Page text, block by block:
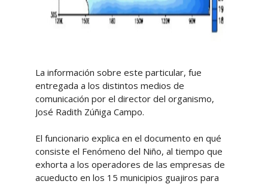
La información sobre este particular, fue
entregada a los distintos medios de
comunicación por el director del organismo,
José Radith Zúñiga Campo.
El funcionario explica en el documento en qué
consiste el Fenómeno del Niño, al tiempo que
exhorta a los operadores de las empresas de
acueducto en los 15 municipios guajiros para